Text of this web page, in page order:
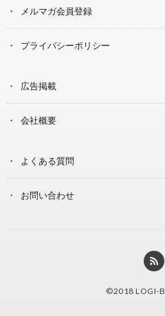
メルマガ会員登録
プライバシーポリシー
広告掲載
会社概要
よくある質問
お問い合わせ
©2018 LOGI-